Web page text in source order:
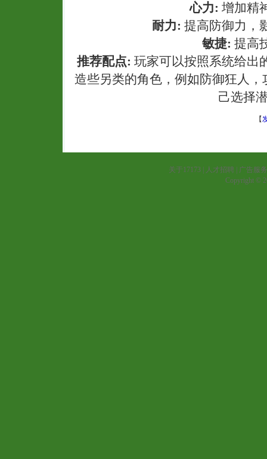
心力: 增加精
耐力: 提高防御力，
敏捷: 提高
推荐配点: 玩家可以按照系统给出
造些另类的角色，例如防御狂人
己选择
【
关于17173 人才招聘
广告服务
Copyright ©